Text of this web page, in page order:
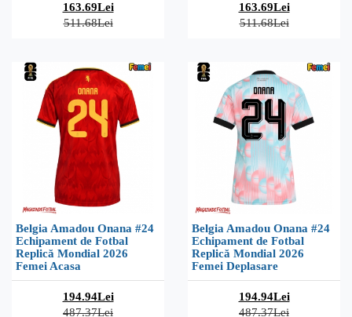
163.69Lei
511.68Lei
163.69Lei
511.68Lei
Belgia Amadou Onana #24
Echipament de Fotbal
Replică Mondial 2026
Femei Acasa
194.94Lei
487.37Lei
Belgia Amadou Onana #24
Echipament de Fotbal
Replică Mondial 2026
Femei Deplasare
194.94Lei
487.37Lei